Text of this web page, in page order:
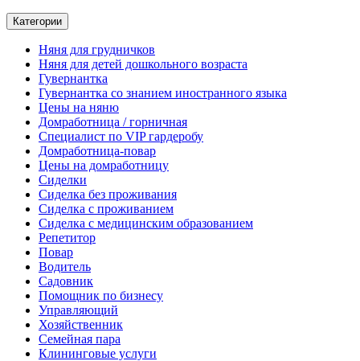
Категории
Няня для грудничков
Няня для детей дошкольного возраста
Гувернантка
Гувернантка со знанием иностранного языка
Цены на няню
Домработница / горничная
Cпециалист по VIP гардеробу
Домработница-повар
Цены на домработницу
Сиделки
Сиделка без проживания
Сиделка с проживанием
Сиделка с медицинским образованием
Репетитор
Повар
Водитель
Садовник
Помощник по бизнесу
Управляющий
Хозяйственник
Семейная пара
Клининговые услуги